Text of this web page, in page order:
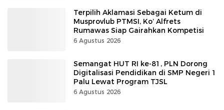
Terpilih Aklamasi Sebagai Ketum di
Musprovlub PTMSI, Ko’ Alfrets
Rumawas Siap Gairahkan Kompetisi
6 Agustus 2026
Semangat HUT RI ke-81, PLN Dorong
Digitalisasi Pendidikan di SMP Negeri 1
Palu Lewat Program TJSL
6 Agustus 2026